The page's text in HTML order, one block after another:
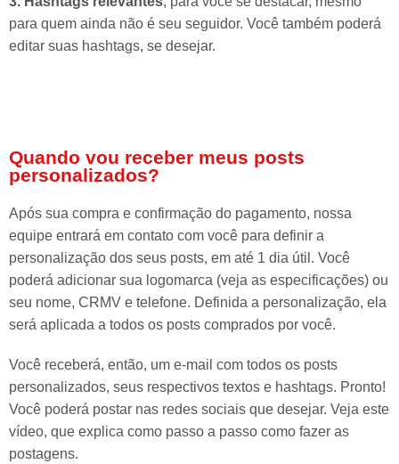
para quem ainda não é seu seguidor. Você também poderá
editar suas hashtags, se desejar.
Quando vou receber meus posts
personalizados?
Após sua compra e confirmação do pagamento, nossa
equipe entrará em contato com você para definir a
personalização dos seus posts, em até 1 dia útil. Você
poderá adicionar sua logomarca (veja as especificações) ou
seu nome, CRMV e telefone. Definida a personalização, ela
será aplicada a todos os posts comprados por você.
Você receberá, então, um e-mail com todos os posts
personalizados, seus respectivos textos e hashtags. Pronto!
Você poderá postar nas redes sociais que desejar. Veja este
vídeo, que explica como passo a passo como fazer as
postagens.